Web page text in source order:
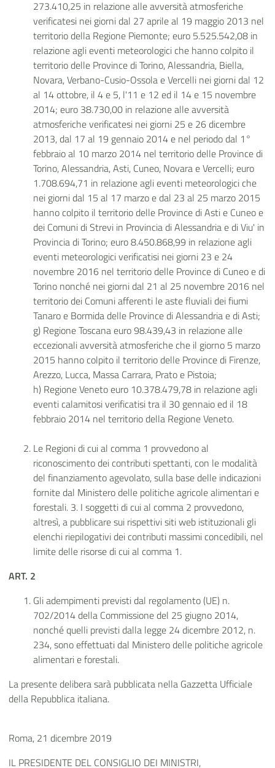
273.410,25 in relazione alle avversità atmosferiche
verificatesi nei giorni dal 27 aprile al 19 maggio 2013 nel
territorio della Regione Piemonte; euro 5.525.542,08 in
relazione agli eventi meteorologici che hanno colpito il
territorio delle Province di Torino, Alessandria, Biella,
Novara, Verbano-Cusio-Ossola e Vercelli nei giorni dal 12
al 14 ottobre, il 4 e 5, l'11 e 12 ed il 14 e 15 novembre
2014; euro 38.730,00 in relazione alle avversità
atmosferiche verificatesi nei giorni 25 e 26 dicembre
2013, dal 17 al 19 gennaio 2014 e nel periodo dal 1°
febbraio al 10 marzo 2014 nel territorio delle Province di
Torino, Alessandria, Asti, Cuneo, Novara e Vercelli; euro
1.708.694,71 in relazione agli eventi meteorologici che
nei giorni dal 15 al 17 marzo e dal 23 al 25 marzo 2015
hanno colpito il territorio delle Province di Asti e Cuneo e
dei Comuni di Strevi in Provincia di Alessandria e di Viu' in
Provincia di Torino; euro 8.450.868,99 in relazione agli
eventi meteorologici verificatisi nei giorni 23 e 24
novembre 2016 nel territorio delle Province di Cuneo e di
Torino nonché nei giorni dal 21 al 25 novembre 2016 nel
territorio dei Comuni afferenti le aste fluviali dei fiumi
Tanaro e Bormida delle Province di Alessandria e di Asti;
g) Regione Toscana euro 98.439,43 in relazione alle
eccezionali avversità atmosferiche che il giorno 5 marzo
2015 hanno colpito il territorio delle Province di Firenze,
Arezzo, Lucca, Massa Carrara, Prato e Pistoia;
h) Regione Veneto euro 10.378.479,78 in relazione agli
eventi calamitosi verificatisi tra il 30 gennaio ed il 18
febbraio 2014 nel territorio della Regione Veneto.
Le Regioni di cui al comma 1 provvedono al
riconoscimento dei contributi spettanti, con le modalità
del finanziamento agevolato, sulla base delle indicazioni
fornite dal Ministero delle politiche agricole alimentari e
forestali. 3. I soggetti di cui al comma 2 provvedono,
altresì, a pubblicare sui rispettivi siti web istituzionali gli
elenchi riepilogativi dei contributi massimi concedibili, nel
limite delle risorse di cui al comma 1.
ART. 2
Gli adempimenti previsti dal regolamento (UE) n.
702/2014 della Commissione del 25 giugno 2014,
nonché quelli previsti dalla legge 24 dicembre 2012, n.
234, sono effettuati dal Ministero delle politiche agricole
alimentari e forestali.
La presente delibera sarà pubblicata nella Gazzetta Ufficiale
della Repubblica italiana.
Roma, 21 dicembre 2019
IL PRESIDENTE DEL CONSIGLIO DEI MINISTRI,